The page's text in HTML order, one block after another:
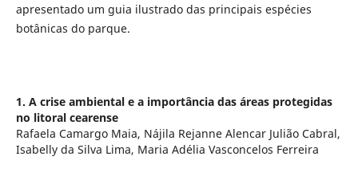
apresentado um guia ilustrado das principais espécies
botânicas do parque.
1. A crise ambiental e a importância das áreas protegidas
no litoral cearense
Rafaela Camargo Maia, Nájila Rejanne Alencar Julião Cabral,
Isabelly da Silva Lima, Maria Adélia Vasconcelos Ferreira